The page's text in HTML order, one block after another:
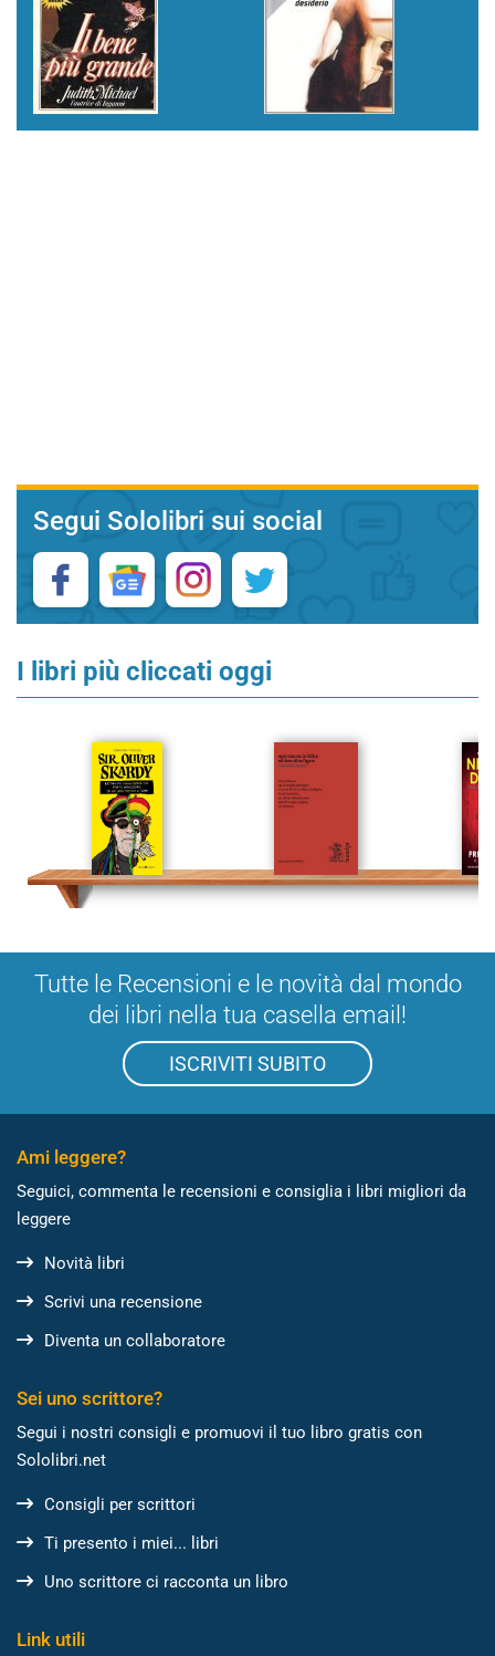
Segui Sololibri sui social
I libri più cliccati oggi
Tutte le Recensioni e le novità dal mondo
dei libri nella tua casella email!
ISCRIVITI SUBITO
Ami leggere?
Seguici, commenta le recensioni e consiglia i libri migliori da
leggere
Novità libri
Scrivi una recensione
Diventa un collaboratore
Sei uno scrittore?
Segui i nostri consigli e promuovi il tuo libro gratis con
Sololibri.net
Consigli per scrittori
Ti presento i miei... libri
Uno scrittore ci racconta un libro
Link utili